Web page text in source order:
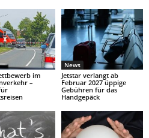
im
–
News
Jetstar verlangt ab
Februar 2027 üppige
Gebühren für das
Handgepäck